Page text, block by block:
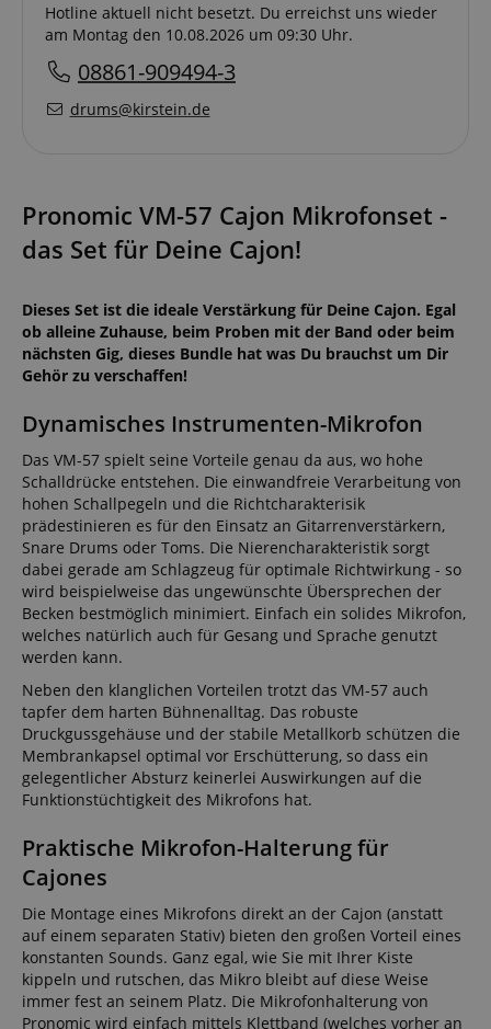
Hotline aktuell nicht besetzt. Du erreichst uns wieder
am Montag den 10.08.2026 um 09:30 Uhr.
08861-909494-3
drums@kirstein.de
Pronomic VM-57 Cajon Mikrofonset -
das Set für Deine Cajon!
Dieses Set ist die ideale Verstärkung für Deine Cajon. Egal
ob alleine Zuhause, beim Proben mit der Band oder beim
nächsten Gig, dieses Bundle hat was Du brauchst um Dir
Gehör zu verschaffen!
Dynamisches Instrumenten-Mikrofon
Das VM-57 spielt seine Vorteile genau da aus, wo hohe
Schalldrücke entstehen. Die einwandfreie Verarbeitung von
hohen Schallpegeln und die Richtcharakterisik
prädestinieren es für den Einsatz an Gitarrenverstärkern,
Snare Drums oder Toms. Die Nierencharakteristik sorgt
dabei gerade am Schlagzeug für optimale Richtwirkung - so
wird beispielweise das ungewünschte Übersprechen der
Becken bestmöglich minimiert. Einfach ein solides Mikrofon,
welches natürlich auch für Gesang und Sprache genutzt
werden kann.
Neben den klanglichen Vorteilen trotzt das VM-57 auch
tapfer dem harten Bühnenalltag. Das robuste
Druckgussgehäuse und der stabile Metallkorb schützen die
Membrankapsel optimal vor Erschütterung, so dass ein
gelegentlicher Absturz keinerlei Auswirkungen auf die
Funktionstüchtigkeit des Mikrofons hat.
Praktische Mikrofon-Halterung für
Cajones
Die Montage eines Mikrofons direkt an der Cajon (anstatt
auf einem separaten Stativ) bieten den großen Vorteil eines
konstanten Sounds. Ganz egal, wie Sie mit Ihrer Kiste
kippeln und rutschen, das Mikro bleibt auf diese Weise
immer fest an seinem Platz. Die Mikrofonhalterung von
Pronomic wird einfach mittels Klettband (welches vorher an